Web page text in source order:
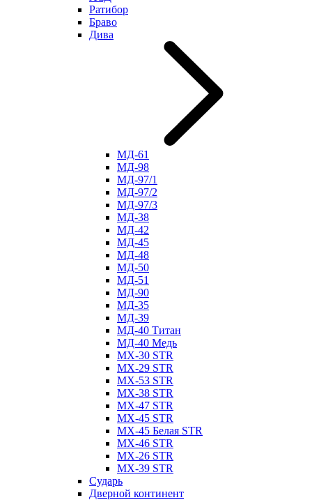
Ратибор
Браво
Дива
МД-61
МД-98
МД-97/1
МД-97/2
МД-97/3
МД-38
МД-42
МД-45
МД-48
МД-50
МД-51
МД-90
МД-35
МД-39
МД-40 Титан
МД-40 Медь
МХ-30 STR
МХ-29 STR
МХ-53 STR
МХ-38 STR
МХ-47 STR
МХ-45 STR
МХ-45 Белая STR
МХ-46 STR
МХ-26 STR
МХ-39 STR
Сударь
Дверной континент